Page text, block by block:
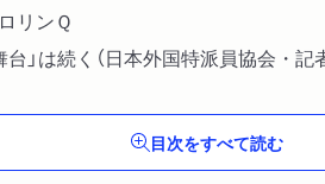
リンＱ
台」は続く（日本外国特派員協会・記
ツ（２０１１．１１．２４‐１２．５）
から帰る。ドイツかベラルーシか
目次をすべて読む